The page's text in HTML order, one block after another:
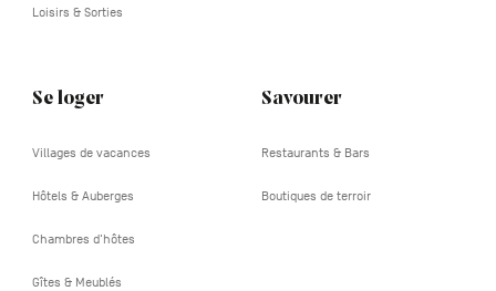
Loisirs & Sorties
Se loger
Villages de vacances
Hôtels & Auberges
Chambres d'hôtes
Gîtes & Meublés
Savourer
Restaurants & Bars
Boutiques de terroir